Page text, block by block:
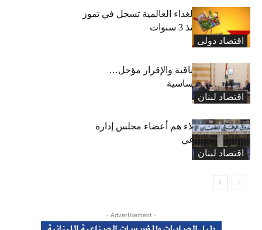
اقتصاد دولی
“الفاو”: أسعار الغذاء العالمية تسجل في تموز
أعلى مستوى منذ 3 سنوات
اقتصاد لبنان
رسوم النفايات باقية والإقرار مؤجل…
واستثناء لمواد أساسية
اقتصاد لبنان
بعد 19 عاماً: هؤلاء هم أعضاء مجلس إدارة
الضمان الاجتماعي
- Advertisement -